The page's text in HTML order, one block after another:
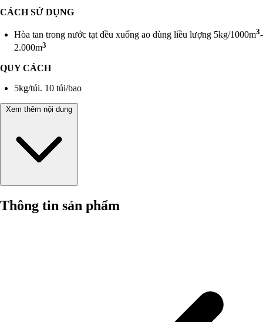
CÁCH SỬ DỤNG
Hòa tan trong nước tạt đều xuống ao dùng liều lượng 5kg/1000m3-
2.000m3
QUY CÁCH
5kg/túi. 10 túi/bao
Xem thêm nội dung
Thông tin sản phẩm